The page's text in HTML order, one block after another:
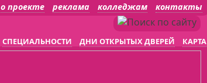
о проекте реклама колледжам контакты
СПЕЦИАЛЬНОСТИ ДНИ ОТКРЫТЫХ ДВЕРЕЙ КАРТА